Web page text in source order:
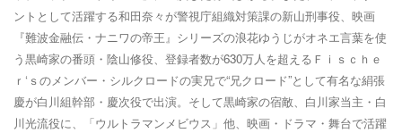
ントとして活躍する和田奈々が警視庁組織対策課の新山刑事役、映画
『難波金融伝・ナニワの帝王』シリーズの浪花ゆうじがオネエ言葉を使
う黒崎家の番頭・陰山修役、登録者数が630万人を超えるＦｉｓｃｈｅ
ｒ‘ｓのメンバー・シルクロードの実兄で“兄クロード”として有名な絹張
慶が白川組幹部・慶次役で出演。そして黒崎家の宿敵、白川家当主・白
川光流役に、「ウルトラマンメビウス」他、映画・ドラマ・舞台で活躍